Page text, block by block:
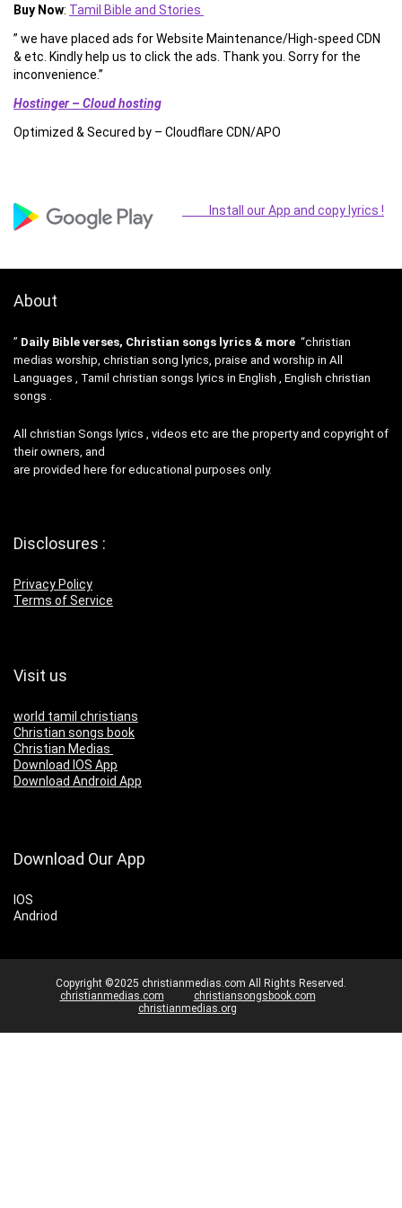
Buy Now: Tamil Bible and Stories
” we have placed ads for Website Maintenance/High-speed CDN
& etc. Kindly help us to click the ads. Thank you. Sorry for the
inconvenience.”
Hostinger – Cloud hosting
Optimized & Secured by – Cloudflare CDN/APO
Install our App and copy lyrics !
About
” Daily Bible verses, Christian songs lyrics & more “christian
medias worship, christian song lyrics, praise and worship in All
Languages , Tamil christian songs lyrics in English , English christian
songs .
All christian Songs lyrics , videos etc are the property and copyright of
their owners, and
are provided here for educational purposes only.
Disclosures :
Privacy Policy
Terms of Service
Visit us
world tamil christians
Christian songs book
Christian Medias
Download IOS App
Download Android App
Download Our App
IOS
Andriod
Copyright ©2025 christianmedias.com All Rights Reserved.
christianmedias.com
christiansongsbook.com
christianmedias.org